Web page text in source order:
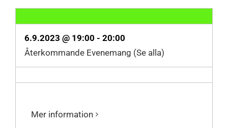
6.9.2023 @ 19:00 -20:00
Återkommande Evenemang (Se alla)
Mer information